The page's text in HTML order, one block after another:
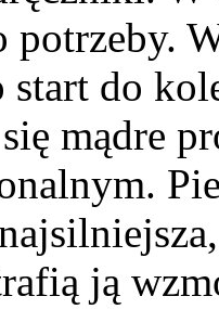
potrzeby.
do
mądre
ją